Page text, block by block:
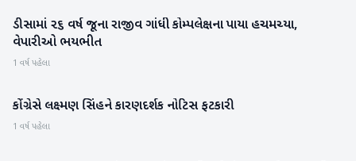
બનાસકાંઠા
ડીસામાં ૨૬ વર્ષ જૂના રાજીવ ગાંધી કોમ્પલેક્ષના પાયા હચમચ્યા,
વેપારીઓ ભયભીત
1 વર્ષ પહેલા
રાષ્ટ્રીય
કોંગ્રેસે લક્ષ્મણ સિંહને કારણદર્શક નોટિસ ફટકારી
1 વર્ષ પહેલા